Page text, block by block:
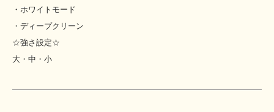
・ホワイトモード
・ディープクリーン
☆強さ設定☆
大・中・小